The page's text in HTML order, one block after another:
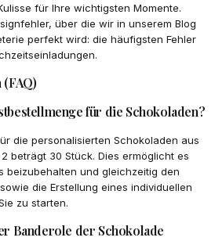
für Ihre wichtigsten Momente.
über die wir in unserem Blog
perfekt wird: die häufigsten Fehler
für die Schokoladen?
die personalisierten Schokoladen aus
beträgt 30 Stück. Dies ermöglicht es
beizubehalten und gleichzeitig den
die Erstellung eines individuellen
zu starten.
Banderole der Schokolade